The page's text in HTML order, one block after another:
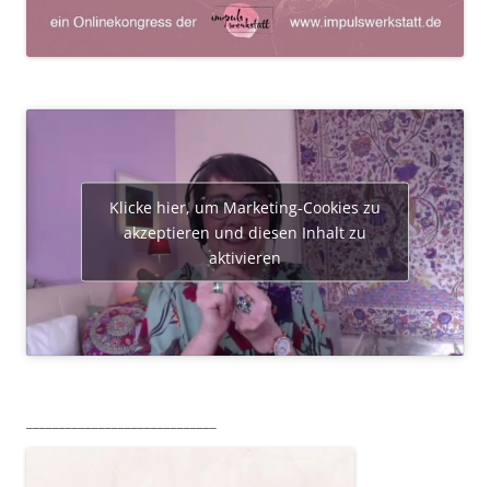
Klicke hier, um Marketing-Cookies zu
akzeptieren und diesen Inhalt zu
aktivieren